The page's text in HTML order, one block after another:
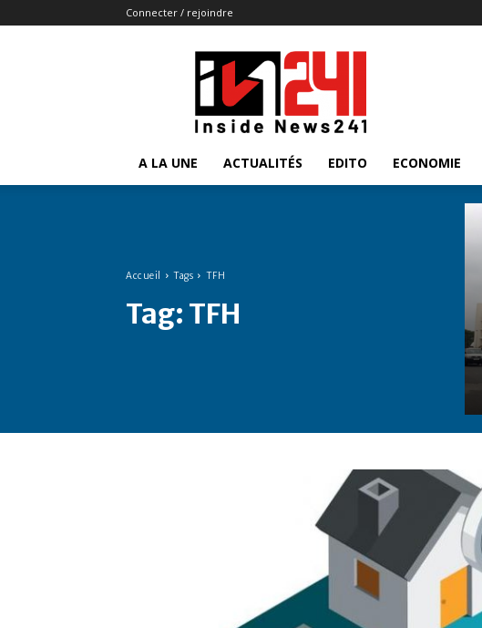
Connecter / rejoindre
Insidenews241
A LA UNE ACTUALITÉS EDITO ECONOMIE
Accueil Tags TFH
Tag: TFH